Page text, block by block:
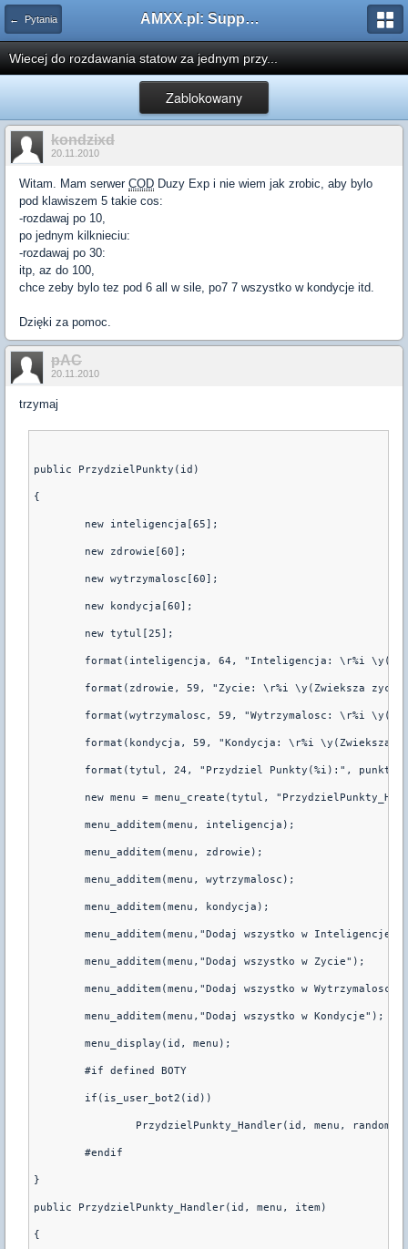
← Pytania AMXX.pl: Support AMX Mod X i SourceMod
Wiecej do rozdawania statow za jednym przy...
Zablokowany
kondzixd
20.11.2010
Witam. Mam serwer COD Duzy Exp i nie wiem jak zrobic, aby bylo
pod klawiszem 5 takie cos:
-rozdawaj po 10,
po jednym kilknieciu:
-rozdawaj po 30:
itp, az do 100,
chce zeby bylo tez pod 6 all w sile, po7 7 wszystko w kondycje itd.
Dzięki za pomoc.
pAC
20.11.2010
trzymaj
public PrzydzielPunkty(id)
{
        new inteligencja[65];
        new zdrowie[60];
        new wytrzymalosc[60];
        new kondycja[60];
        new tytul[25];
format(inteligencja, 64, "Inteligencja: \r%i
format(zdrowie, 59, "Zycie: \r%i \y(Zwieksza
format(wytrzymalosc, 59, "Wytrzymalosc: \r%i
format(kondycja, 59, "Kondycja: \r%i \y(Zwieksza
format(tytul, 24, "Przydziel Punkty(%i):",
new menu = menu_create(tytul,
        menu_additem(menu, inteligencja);
        menu_additem(menu, zdrowie);
        menu_additem(menu, wytrzymalosc);
        menu_additem(menu, kondycja);
menu_additem(menu,"Dodaj wszystko w
        menu_additem(menu,"Dodaj wszystko w Zycie");
menu_additem(menu,"Dodaj wszystko w
        menu_additem(menu,"Dodaj wszystko w Kondycje");
        menu_display(id, menu);
        #if defined BOTY
        if(is_user_bot2(id))
PrzydzielPunkty_Handler(id, menu,
        #endif
}
public PrzydzielPunkty_Handler(id, menu, item)
{